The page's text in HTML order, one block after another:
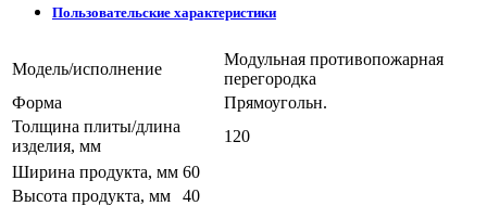
Пользовательские характеристики
Модель/исполнение
Модульная противопожарная
перегородка
Форма
Прямоугольн.
Толщина плиты/длина
изделия, мм
120
Ширина продукта, мм 60
Высота продукта, мм
40